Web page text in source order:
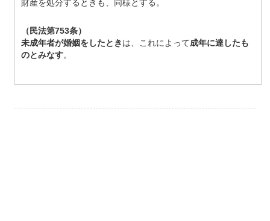
財産を処分するときも、同様とする。
（民法第753条）
未成年者が婚姻をしたとき は、これによって成年に達したも
のとみなす。